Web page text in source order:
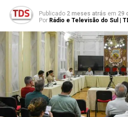
Publicado 2 meses atrás em 29
Por Rádio e Televisão do Sul |